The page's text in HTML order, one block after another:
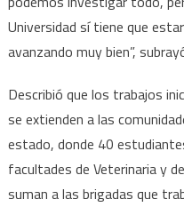
Universidad sí tiene que
avanzando muy bien”,
Describió que los trabajos
se extienden a las
estado, donde 40
facultades de Veterinaria y
suman a las brigadas que